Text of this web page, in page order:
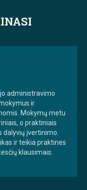
administravimo
ir
Mokymų metu
o praktiniais
dalyvių įvertinimo.
ir teikia praktines
klausimais.